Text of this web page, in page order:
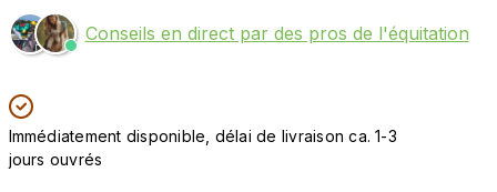
Conseils en direct par des pros de l'équitation
Immédiatement disponible, délai de livraison ca. 1-3
jours ouvrés